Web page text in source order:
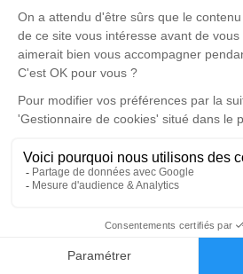
Faire-part
Un service de plantation d’arbre
mardi 21 avril 2026 à
Église Saint Pierre et Saint
Roquebrune-sur-Argens
83520 Roquebrune-sur-